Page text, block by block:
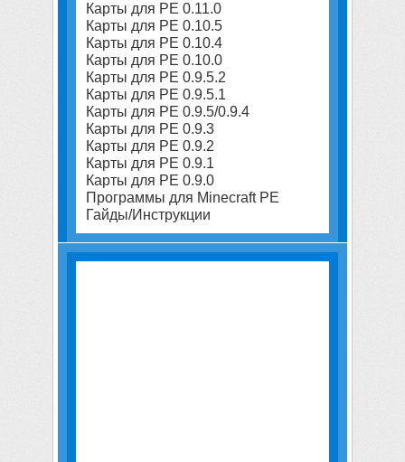
Карты для PE 0.11.0
Карты для PE 0.10.5
Карты для PE 0.10.4
Карты для PE 0.10.0
Карты для PE 0.9.5.2
Карты для PE 0.9.5.1
Карты для PE 0.9.5/0.9.4
Карты для PE 0.9.3
Карты для PE 0.9.2
Карты для PE 0.9.1
Карты для PE 0.9.0
Программы для Minecraft PE
Гайды/Инструкции